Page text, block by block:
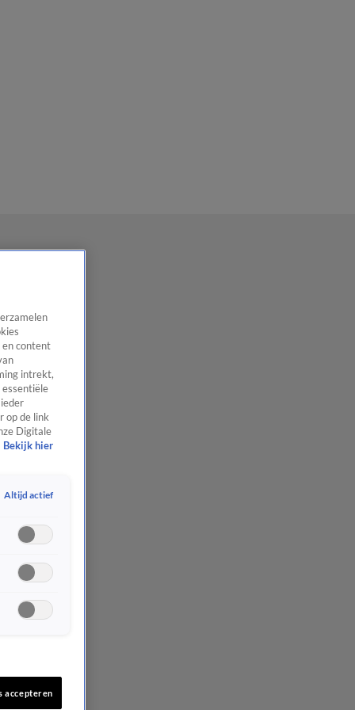
en content
intrekt,
op de link
Digitale
Bekijk hier
Altijd actief
accepteren